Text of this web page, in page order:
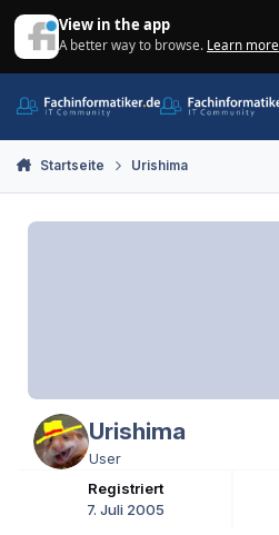
View in the app
A better way to browse. Learn more
Startseite Urishima
Urishima
User
Registriert
7. Juli 2005